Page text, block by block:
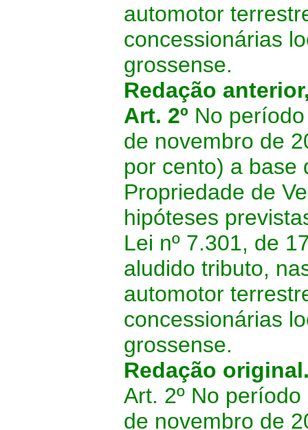
automotor
concessionárias
grossense.
Redação
Art. 2º No
de novembro de
por cento) a base
Propriedade de
hipóteses
Lei nº 7.301, de
aludido tributo,
automotor
concessionárias
grossense.
Redação
Art. 2º No
de novembro de